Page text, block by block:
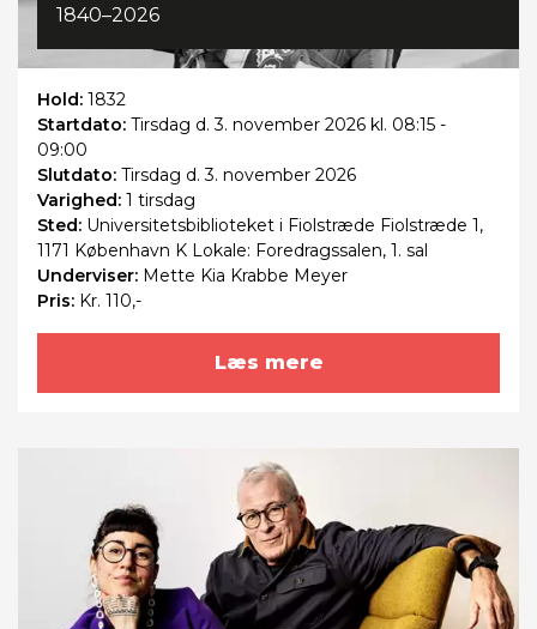
1840–2026
Hold: 1832
Startdato: Tirsdag d. 3. november 2026 kl. 08:15 -
09:00
Slutdato: Tirsdag d. 3. november 2026
Varighed: 1 tirsdag
Sted: Universitetsbiblioteket i Fiolstræde Fiolstræde 1,
1171 København K Lokale: Foredragssalen, 1. sal
Underviser: Mette Kia Krabbe Meyer
Pris: Kr. 110,-
Læs mere